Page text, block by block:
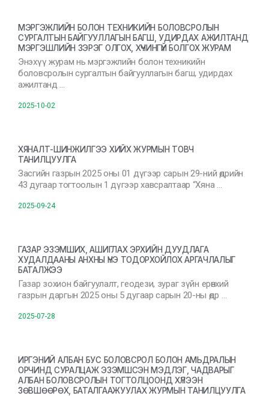
МЭРГЭЖЛИЙН БОЛОН ТЕХНИКИЙН БОЛОВСРОЛЫН
СУРГАЛТЫН БАЙГУУЛЛАГЫН БАГШ, УДИРДАХ АЖИЛТАНД
МЭРГЭШЛИЙН ЗЭРЭГ ОЛГОХ, ХҮЧИНГҮЙ БОЛГОХ ЖУРАМ
Энэхүү журам нь мэргэжлийн болон техникийн
боловсролын сургалтын байгууллагын багш, удирдах
ажилтанд …
2025-10-02
ХЯНАЛТ-ШИНЖИЛГЭЭ ХИЙХ ЖУРМЫН ТОВЧ
ТАНИЛЦУУЛГА
Засгийн газрын 2025 оны 01 дүгээр сарын 29-ний өдрийн
43 дугаар тогтоолын 1 дүгээр хавсралтаар “Хяна …
2025-09-24
ГАЗАР ЭЗЭМШИХ, АШИГЛАХ ЭРХИЙН ДУУДЛАГА
ХУДАЛДААНЫ АНХНЫ ҮНЭ ТОДОРХОЙЛОХ АРГАЧЛАЛЫГ
БАТАЛЖЭЭ
Газар зохион байгуулалт, геодези, зураг зүйн ерөнхий
газрын даргын 2025 оны 5 дугаар сарын 20-ны өдр …
2025-07-28
ИРГЭНИЙ АЛБАН БУС БОЛОВСРОЛ БОЛОН АМЬДРАЛЫН
ОРЧИНД СУРАЛЦАЖ ЭЗЭМШСЭН МЭДЛЭГ, ЧАДВАРЫГ
АЛБАН БОЛОВСРОЛЫН ТОГТОЛЦООНД ХҮЛЭЭН
ЗӨВШӨӨРӨХ, БАТАЛГААЖУУЛАХ ЖУРМЫН ТАНИЛЦУУЛГА